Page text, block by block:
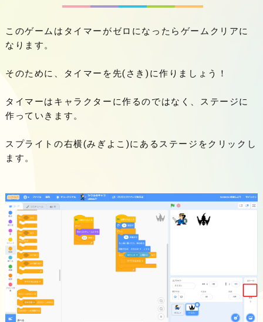
このゲームはタイマーがゼロになったらゲームクリアに
なります。
そのために、タイマーを先(さき)に作りましょう！
タイマーはキャラクターに作るのではなく、ステージに
作っていきます。
スプライトの右横(みぎよこ)にあるステージをクリックし
ます。